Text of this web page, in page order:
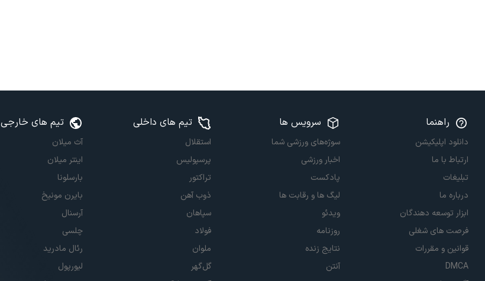
راهنما
دانلود اپلیکیشن
ارتباط با ما
تبلیغات
درباره ما
ابزار توسعه دهندگان
فرصت های شغلی
قوانین و مقررات
DMCA
سرویس ها
سوژه‌های ورزشی شما
اخبار ورزشی
پادکست
لیگ ها و رقابت ها
ویدئو
روزنامه
نتایج زنده
آنتن
تیم های داخلی
استقلال
پرسپولیس
تراکتور
ذوب آهن
سپاهان
فولاد
ملوان
گل‌گهر
تیم های خارجی
آث میلان
اینتر میلان
بارسلونا
بایرن مونیخ
آرسنال
چلسی
رئال مادرید
لیورپول